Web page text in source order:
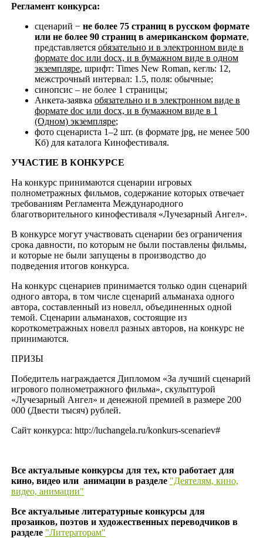
Регламент конкурса:
сценарий − не более 75 страниц в русском формате
или не более 90 страниц в американском формате,
представляется обязательно и в электронном виде в
формате doc или docx, и в бумажном виде в одном
экземпляре, шрифт: Times New Roman, кегль: 12,
межстрочный интервал: 1.5, поля: обычные;
синопсис – не более 1 страницы;
Анкета-заявка обязательно и в электронном виде в
формате doc или docx, и в бумажном виде в 1
(Одном) экземпляре;
фото сценариста 1–2 шт. (в формате jpg, не менее 500
Кб) для каталога Кинофестиваля.
УЧАСТИЕ В КОНКУРСЕ
На конкурс принимаются сценарии игровых
полнометражных фильмов, содержание которых отвечает
требованиям Регламента Международного
благотворительного кинофестиваля «Лучезарный Ангел».
В конкурсе могут участвовать сценарии без ограничения
срока давности, по которым не были поставлены фильмы,
и которые не были запущены в производство до
подведения итогов конкурса.
На конкурс сценариев принимается только один сценарий
одного автора, в том числе сценарий альманаха одного
автора, составленный из новелл, объединенных одной
темой. Сценарии альманахов, состоящие из
короткометражных новелл разных авторов, на конкурс не
принимаются.
ПРИЗЫ
Победитель награждается Дипломом «За лучший сценарий
игрового полнометражного фильма», скульптурой
«Лучезарный Ангел» и денежной премией в размере 200
000 (Двести тысяч) рублей.
Сайт конкурса: http://luchangela.ru/konkurs-scenariev#
Все актуальные конкурсы для тех, кто работает для
кино, видео или анимации в разделе "Деятелям, кино,
видео, анимации"
Все актуальные литературные конкурсы для
прозаиков, поэтов и художественных переводчиков в
разделе "Литераторам"